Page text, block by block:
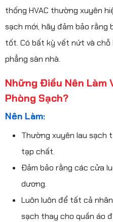
thống HVAC thường xuyên
sạch mới, hãy đảm bảo
tốt. Có bất kỳ vết nứt và chỗ
phẳng sàn nhà.
Những Điều Nên Làm
Phòng Sạch?
Nên Làm:
Thường xuyên lau sạch
tạp chất.
Đảm bảo rằng các cửa
dương.
Luôn luôn để tất cả
sạch thay cho quần áo